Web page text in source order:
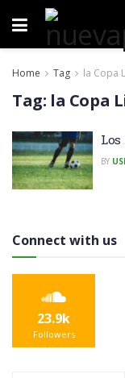
Home Tag la Copa
Tag: la Copa
Los
BY
Connect with us
23.9k
Followers